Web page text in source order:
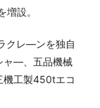
設。
クレ—ンを独自
ャ—、五品機械
機工製450tエコ